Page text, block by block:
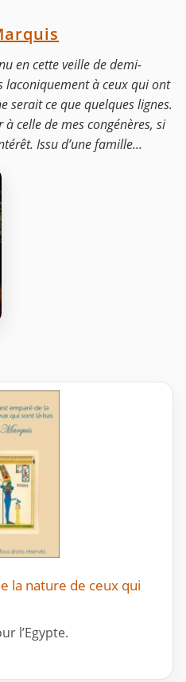
en cette veille de demi-
laconiquement à ceux qui ont
serait ce que quelques lignes.
celle de mes congénères, si
Issu d’une famille...
la nature de ceux qui
l’Egypte.